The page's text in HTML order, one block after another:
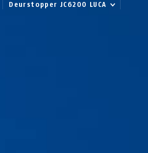
Deurstopper JC6200 LUCA